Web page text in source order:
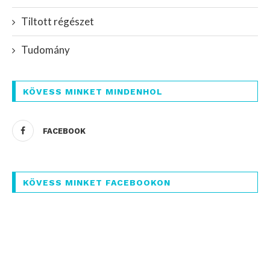
Tiltott régészet
Tudomány
KÖVESS MINKET MINDENHOL
FACEBOOK
KÖVESS MINKET FACEBOOKON